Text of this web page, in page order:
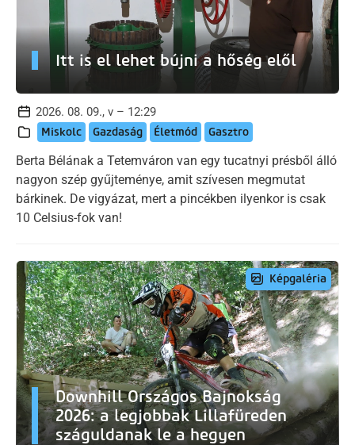
Itt is el lehet bújni a hőség elől
2026. 08. 09., v – 12:29
Miskolc Gazdaság Életmód Gasztro
Berta Bélának a Tetemváron van egy tucatnyi présből álló
nagyon szép gyűjteménye, amit szívesen megmutat
bárkinek. De vigyázat, mert a pincékben ilyenkor is csak
10 Celsius-fok van!
Képgaléria
Downhill Országos Bajnokság
2026: a legjobbak Lillafüreden
száguldanak le a hegyen